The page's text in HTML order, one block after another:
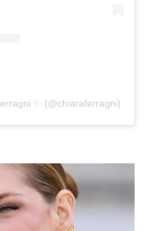
✨ (@chiaraferragni)